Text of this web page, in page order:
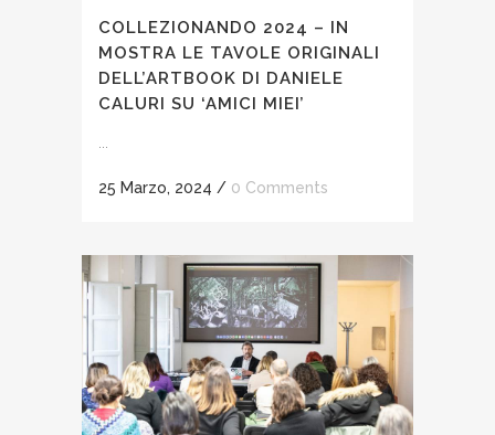
COLLEZIONANDO 2024 – IN
MOSTRA LE TAVOLE ORIGINALI
DELL’ARTBOOK DI DANIELE
CALURI SU ‘AMICI MIEI’
25 Marzo, 2024 / 0 Comments